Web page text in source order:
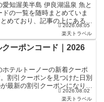
知渥美半島 伊良湖温泉 魚と
の一覧を随時まとめていま
めており、記事の上にあるも
テル・旅館宿泊... 2026.08.05
楽天トラベル
ーポンコード｜2026
テルトーノーの新着クーポ
割引クーポンを見つけた日別
最新の割引クーポンになりま
るクーポンやセール...2026.08.02
楽天トラベル